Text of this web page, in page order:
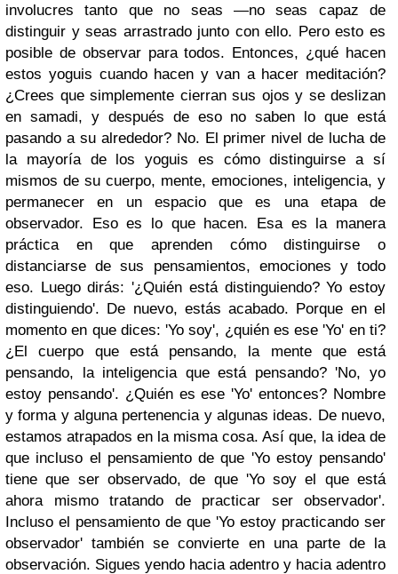
involucres tanto que no seas —no seas capaz de
distinguir y seas arrastrado junto con ello. Pero esto es
posible de observar para todos. Entonces, ¿qué hacen
estos yoguis cuando hacen y van a hacer meditación?
¿Crees que simplemente cierran sus ojos y se deslizan
en samadi, y después de eso no saben lo que está
pasando a su alrededor? No. El primer nivel de lucha de
la mayoría de los yoguis es cómo distinguirse a sí
mismos de su cuerpo, mente, emociones, inteligencia, y
permanecer en un espacio que es una etapa de
observador. Eso es lo que hacen. Esa es la manera
práctica en que aprenden cómo distinguirse o
distanciarse de sus pensamientos, emociones y todo
eso. Luego dirás: '¿Quién está distinguiendo? Yo estoy
distinguiendo'. De nuevo, estás acabado. Porque en el
momento en que dices: 'Yo soy', ¿quién es ese 'Yo' en ti?
¿El cuerpo que está pensando, la mente que está
pensando, la inteligencia que está pensando? 'No, yo
estoy pensando'. ¿Quién es ese 'Yo' entonces? Nombre
y forma y alguna pertenencia y algunas ideas. De nuevo,
estamos atrapados en la misma cosa. Así que, la idea de
que incluso el pensamiento de que 'Yo estoy pensando'
tiene que ser observado, de que 'Yo soy el que está
ahora mismo tratando de practicar ser observador'.
Incluso el pensamiento de que 'Yo estoy practicando ser
observador' también se convierte en una parte de la
observación. Sigues yendo hacia adentro y hacia adentro